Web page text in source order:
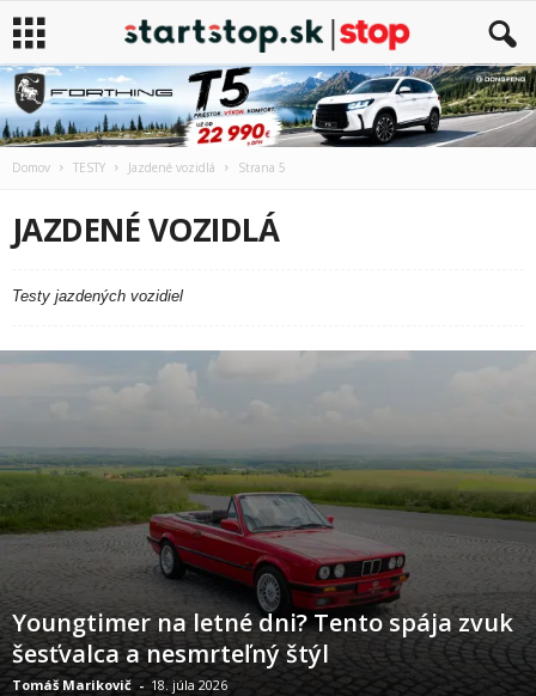
Domov TESTY Jazdené vozidlá Strana 5
JAZDENÉ VOZIDLÁ
Testy jazdených vozidiel
Youngtimer na letné dni? Tento spája zvuk
šesťvalca a nesmrteľný štýl
Tomáš Marikovič - 18. júla 2026